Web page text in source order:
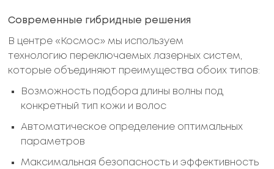
Современные гибридные решения
В центре «Космос» мы используем
технологию переключаемых лазерных систем,
которые объединяют преимущества обоих типов:
Возможность подбора длины волны под
конкретный тип кожи и волос
Автоматическое определение оптимальных
параметров
Максимальная безопасность и эффективность